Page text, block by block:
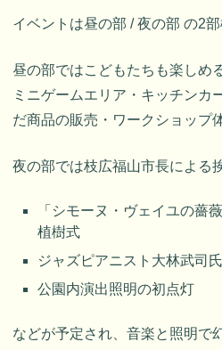
イベントは昼の部 / 夜の部 の2部
昼の部ではこどもたちも楽しめ
ミニゲームエリア・キッチンカ
だ商品の販売・ワークショップ
夜の部では枝広福山市長による
「シモーヌ・ヴェイユの薔
植樹式
ジャズピアニスト大林武司
公園内演出照明の初点灯
などが予定され、音楽と照明で